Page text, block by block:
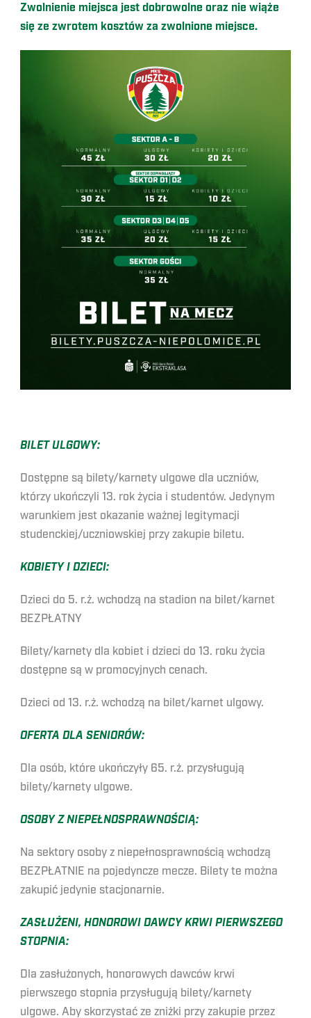
Zwolnienie miejsca jest dobrowolne oraz nie wiąże
się ze zwrotem kosztów za zwolnione miejsce.
BILET ULGOWY:
Dostępne są bilety/karnety ulgowe dla uczniów,
którzy ukończyli 13. rok życia i studentów. Jedynym
warunkiem jest okazanie ważnej legitymacji
studenckiej/uczniowskiej przy zakupie biletu.
KOBIETY I DZIECI:
Dzieci do 5. r.ż. wchodzą na stadion na bilet/karnet
BEZPŁATNY
Bilety/karnety dla kobiet i dzieci do 13. roku życia
dostępne są w promocyjnych cenach.
Dzieci od 13. r.ż. wchodzą na bilet/karnet ulgowy.
OFERTA DLA SENIORÓW:
Dla osób, które ukończyły 65. r.ż. przysługują
bilety/karnety ulgowe.
OSOBY Z NIEPEŁNOSPRAWNOŚCIĄ:
Na sektory osoby z niepełnosprawnością wchodzą
BEZPŁATNIE na pojedyncze mecze. Bilety te można
zakupić jedynie stacjonarnie.
ZASŁUŻENI, HONOROWI DAWCY KRWI PIERWSZEGO
STOPNIA:
Dla zasłużonych, honorowych dawców krwi
pierwszego stopnia przysługują bilety/karnety
ulgowe. Aby skorzystać ze zniżki przy zakupie przez